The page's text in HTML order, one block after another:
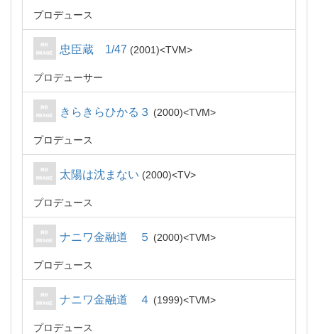
プロデュース
忠臣蔵 1/47 2001 TVM
プロデューサー
きらきらひかる３ 2000 TVM
プロデュース
太陽は沈まない 2000 TV
プロデュース
ナニワ金融道 ５ 2000 TVM
プロデュース
ナニワ金融道 ４ 1999 TVM
プロデュース